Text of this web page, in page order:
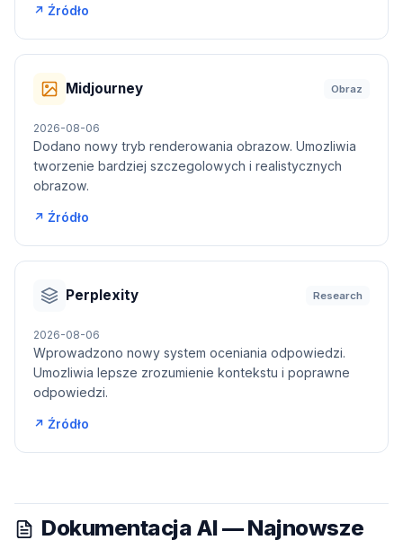
↗ Źródło
Midjourney Obraz
2026-08-06
Dodano nowy tryb renderowania obrazow. Umozliwia
tworzenie bardziej szczegolowych i realistycznych
obrazow.
↗ Źródło
Perplexity Research
2026-08-06
Wprowadzono nowy system oceniania odpowiedzi.
Umozliwia lepsze zrozumienie kontekstu i poprawne
odpowiedzi.
↗ Źródło
Dokumentacja AI — Najnowsze